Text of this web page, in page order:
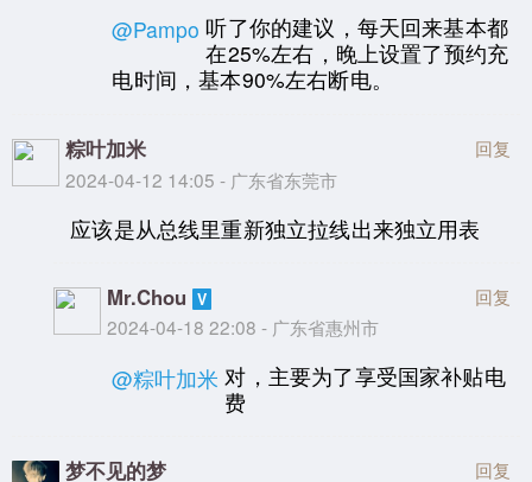
@Pampo 听了你的建议，每天回来基本都
在25%左右，晚上设置了预约充
电时间，基本90%左右断电。
粽叶加米
2024-04-12 14:05 - 广东省东莞市
回复
应该是从总线里重新独立拉线出来独立用表
Mr.Chou
2024-04-18 22:08 - 广东省惠州市
回复
@粽叶加米 对，主要为了享受国家补贴电
费
梦不见的梦 回复